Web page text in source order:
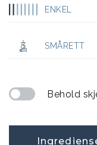
ENKEL
SMÅRETT
Behold